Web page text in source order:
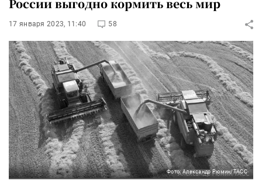
России выгодно кормить весь мир
17 января 2023, 11:40 58
Фото: Александр Рюмин/ТАСС